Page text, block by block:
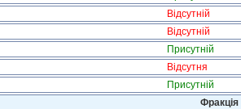
Відсутній
Відсутній
Присутній
Відсутня
Присутній
Фракція